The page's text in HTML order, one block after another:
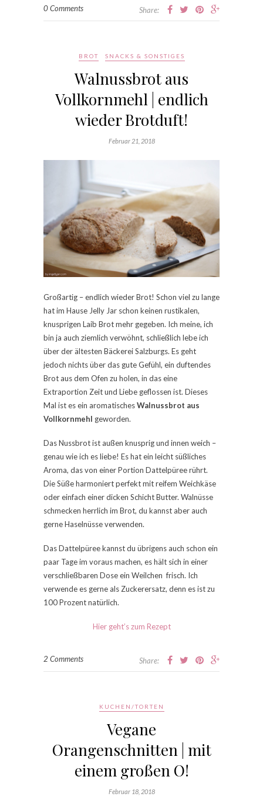
0 Comments Share:
BROT SNACKS & SONSTIGES
Walnussbrot aus
Vollkornmehl | endlich
wieder Brotduft!
Februar 21, 2018
Großartig – endlich wieder Brot! Schon viel zu lange
hat im Hause Jelly Jar schon keinen rustikalen,
knusprigen Laib Brot mehr gegeben. Ich meine, ich
bin ja auch ziemlich verwöhnt, schließlich lebe ich
über der ältesten Bäckerei Salzburgs. Es geht
jedoch nichts über das gute Gefühl, ein duftendes
Brot aus dem Ofen zu holen, in das eine
Extraportion Zeit und Liebe geflossen ist. Dieses
Mal ist es ein aromatischesWalnussbrot aus
Vollkornmehl geworden.
Das Nussbrot ist außen knusprig und innen weich –
genau wie ich es liebe! Es hat ein leicht süßliches
Aroma, das von einer Portion Dattelpüree rührt.
Die Süße harmoniert perfekt mit reifem Weichkäse
oder einfach einer dicken Schicht Butter. Walnüsse
schmecken herrlich im Brot, du kannst aber auch
gerne Haselnüsse verwenden.
Das Dattelpüree kannst du übrigens auch schon ein
paar Tage im voraus machen, es hält sich in einer
verschließbaren Dose ein Weilchen frisch. Ich
verwende es gerne als Zuckerersatz, denn es ist zu
100 Prozent natürlich.
Hier geht’s zum Rezept
2 Comments Share:
KUCHEN/TORTEN
Vegane
Orangenschnitten | mit
einem großen O!
Februar 18, 2018